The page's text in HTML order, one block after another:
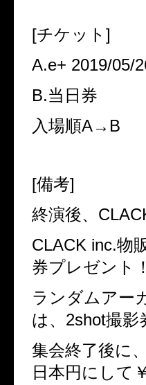
[チケット]
A.e+ 2019/05/
B.当日券
入場順A→B
[備考]
終演後、
CLACK inc.物
券プレゼント！
ランダムアー
は、2shot撮影
集会終了後に
日本円にして